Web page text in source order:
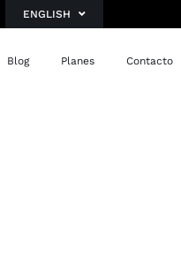
ENGLISH
Blog Planes Contacto